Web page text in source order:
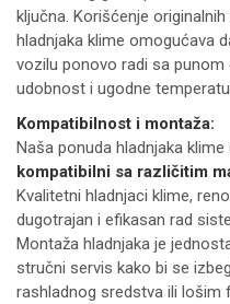
ključna. Korišćenje
hladnjaka klime omogućava
vozilu ponovo radi sa
udobnost i ugodne
Kompatibilnost i montaža:
Naša ponuda hladnjaka
kompatibilni sa različitim
Kvalitetni hladnjaci klime,
dugotrajan i efikasan rad
Montaža hladnjaka je
stručni servis kako bi se
rashladnog sredstva ili lošim